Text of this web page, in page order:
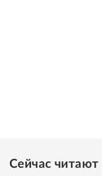
Сейчас читают